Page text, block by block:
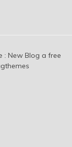
: New Blog a free